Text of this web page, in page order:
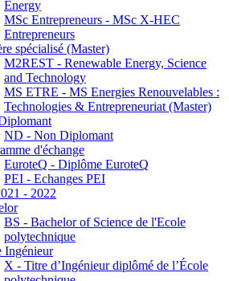
Energy
MSc Entrepreneurs - MSc X-HEC
Entrepreneurs
spécialisé (Master)
M2REST - Renewable Energy, Science
and Technology
MS ETRE - MS Energies Renouvelables :
Technologies & Entrepreneuriat (Master)
ND - Non Diplomant
d'échange
EuroteQ - Diplôme EuroteQ
PEI - Echanges PEI
- 2022
BS - Bachelor of Science de l'Ecole
polytechnique
Ingénieur
X - Titre d’Ingénieur diplômé de l’École